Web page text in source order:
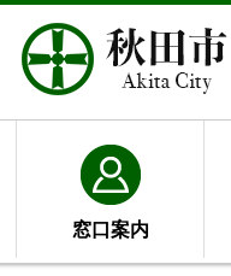
窓口案内